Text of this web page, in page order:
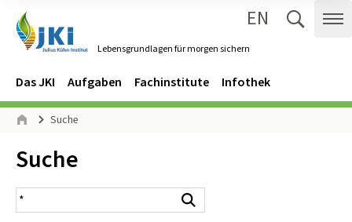
Lebensgrundlagen für morgen sichern
EN
Navigation
Hauptmenü
Das JKI Aufgaben Fachinstitute Infothek
Seitenpfad
Suche
Inhalt:
Suche
Suchergebnis